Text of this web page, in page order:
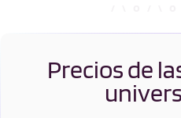
Matemáticas
Aplicadas II
Precios de